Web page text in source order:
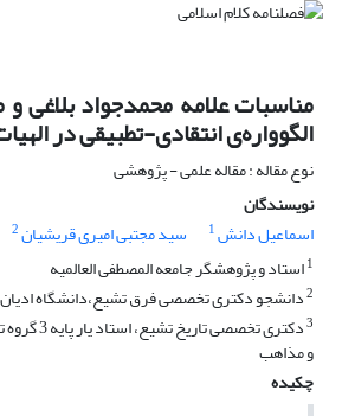
مناسبات علامه محمدجواد
الگوواره‌ی انتقادی-تطبیقی در
نوع مقاله : مقاله علمی - پژوهشی
نویسندگان
اسماعیل دانش1 سید مجتبی امیری قریشیان2
1استاد و پژوهشگر جامعه المصطفی العالمیه
2دانشجو دکتری تخصصی فرق تشیع،دانشگاه
3 دکتری
و مذاهب
چکیده